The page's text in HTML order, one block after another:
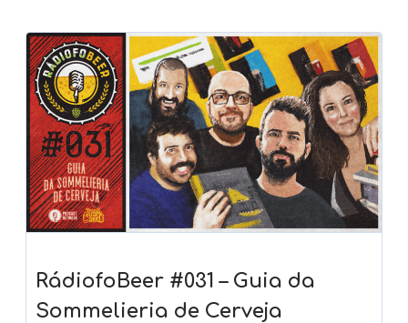
RádiofoBeer #031 – Guia da
Sommelieria de Cerveja